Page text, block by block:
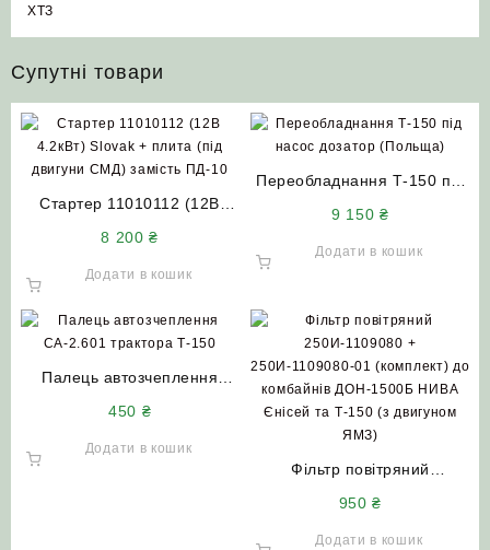
ХТЗ
Супутні товари
Стартер 11010112 (12В
двигуни СМД) замість ПД-10
8 200₴
Додати в кошик
Переобладнання Т-150 під
9 150₴
Додати в кошик
Палець автозчеплення
АгроШел
450 ₴
Додати в кошик
Фільтр повітряний
250И-1109080-01
(комплект) до комбайнів
950₴
Додати в кошик